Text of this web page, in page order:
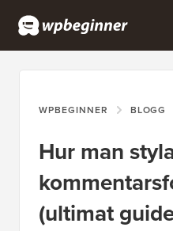
WPBEGINNER BLOGG
Hur man
(ultimat